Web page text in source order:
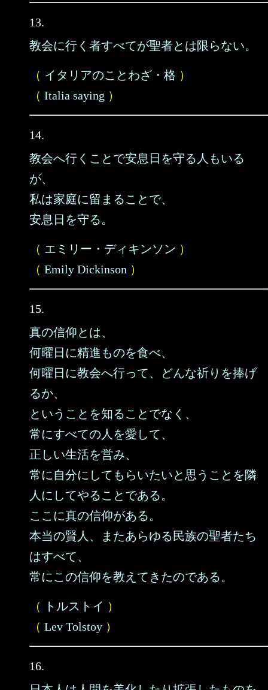
13.
教会に行く者すべてが聖者とは限らない。
（ イタリアのことわざ・格 ）
（ Italia saying ）
14.
教会へ行くことで安息日を守る人もいる
が、
私は家庭に留まることで、
安息日を守る。
（ エミリー・ディキンソン ）
（ Emily Dickinson ）
15.
真の信仰とは、
何曜日に精進ものを食べ、
何曜日に教会へ行って、どんな祈りを捧げ
るか、
ということを知ることでなく、
常にすべての人を愛して、
正しい生活を営み、
常に自分にしてもらいたいと思うことを隣
人にしてやることである。
ここに真の信仰がある。
本当の賢人、またあらゆる民族の聖者たち
はすべて、
常にこの信仰を教えてきたのである。
（ トルストイ ）
（ Lev Tolstoy ）
16.